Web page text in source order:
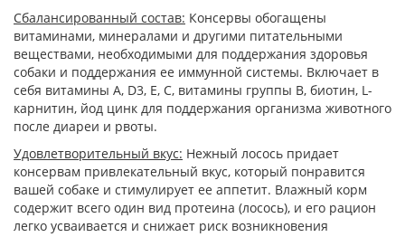
Сбалансированный состав: Консервы обогащены
витаминами, минералами и другими питательными
веществами, необходимыми для поддержания здоровья
собаки и поддержания ее иммунной системы. Включает в
себя витамины А, D3, Е, С, витамины группы В, биотин, L-
карнитин, йод цинк для поддержания организма животного
после диареи и рвоты.
Удовлетворительный вкус: Нежный лосось придает
консервам привлекательный вкус, который понравится
вашей собаке и стимулирует ее аппетит. Влажный корм
содержит всего один вид протеина (лосось), и его рацион
легко усваивается и снижает риск возникновения